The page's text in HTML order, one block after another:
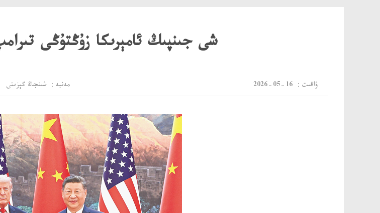
شى جىنپىڭ ئامېرىكا زۇڭتۇڭى
2026-05-16 ：ۋاقىت مەنبە： شىنجاڭ گېزىتى